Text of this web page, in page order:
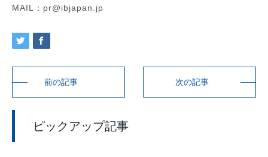
MAIL：pr@ibjapan.jp
前の記事 次の記事
ピックアップ記事